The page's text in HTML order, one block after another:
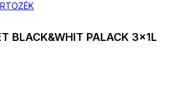
BLACK&WHIT PALACK 3x1L